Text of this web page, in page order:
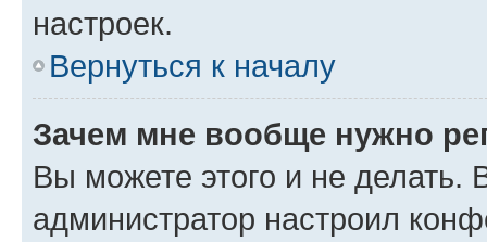
настроек.
Вернуться к началу
Зачем мне вообще нужно
Вы можете этого и не делать.
администратор настроил